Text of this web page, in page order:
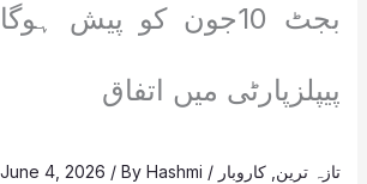
بجٹ 10جون کو پیش
پیپلزپارٹی میں اتفاق
تازہ ترین کاروبار /
June 4, 2026 / ByHashmi